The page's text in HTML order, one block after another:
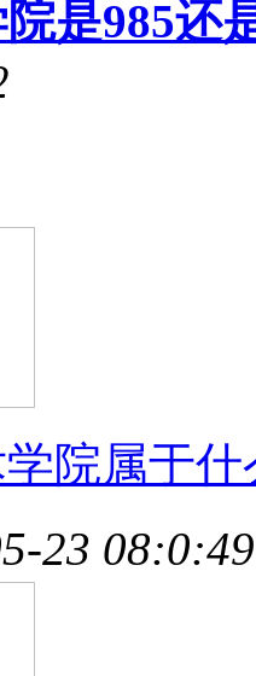
是985还
院属于什
23 08:0:49